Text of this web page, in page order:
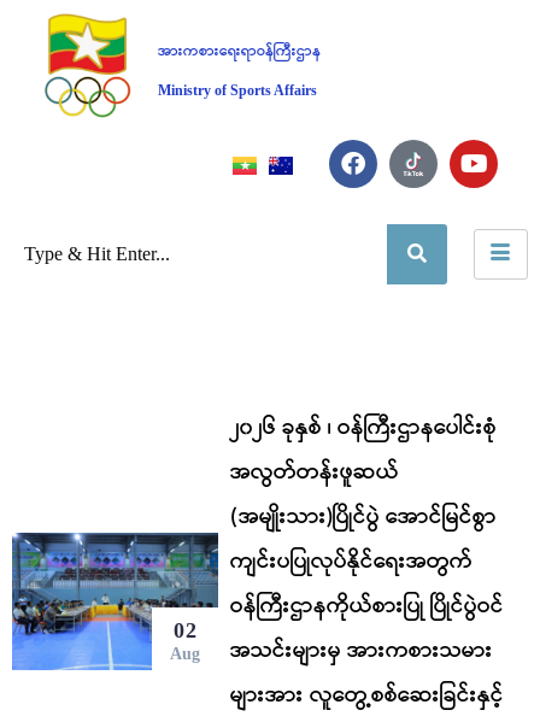
အားကစားရေးရာဝန်ကြီးဌာန
Ministry of Sports Affairs
02
Aug
၂၀၂၆ ခုနှစ် ၊ ဝန်ကြီးဌာနပေါင်းစုံ
အလွတ်တန်းဖူဆယ်
(အမျိုးသား)ပြိုင်ပွဲ အောင်မြင်စွာ
ကျင်းပပြုလုပ်နိုင်ရေးအတွက်
ဝန်ကြီးဌာနကိုယ်စားပြု ပြိုင်ပွဲဝင်
အသင်းများမှ အားကစားသမား
များအား လူတွေ့စစ်ဆေးခြင်းနှင့်